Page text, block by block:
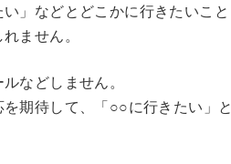
」などとどこかに行きたいこと
ません。
などしません。
期待して、「○○に行きたい」と